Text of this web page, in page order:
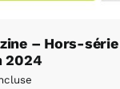
– Hors-série
2024